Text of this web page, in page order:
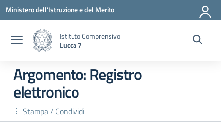
Vai ai contenuti
Vai al menu di navigazione
Vai al footer
Ministero dell'Istruzione e del Merito
Istituto Comprensivo
Lucca 7
Argomento: Registro
elettronico
Stampa / Condividi